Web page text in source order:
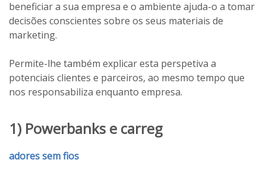
beneficiar a sua empresa e o ambiente ajuda-o a tomar
decisões conscientes sobre os seus materiais de
marketing.
Permite-lhe também explicar esta perspetiva a
potenciais clientes e parceiros, ao mesmo tempo que
nos responsabiliza enquanto empresa.
1) Powerbanks e carreg
adores sem fios